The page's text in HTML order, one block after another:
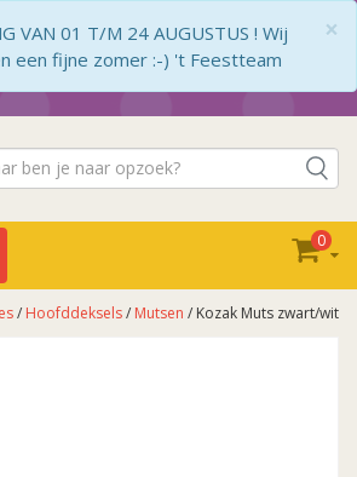
×
VAN 01 T/M 24 AUGUSTUS ! Wij
een fijne zomer :-) 't Feestteam
0
/ Hoofddeksels/ Mutsen / Kozak Muts zwart/wit